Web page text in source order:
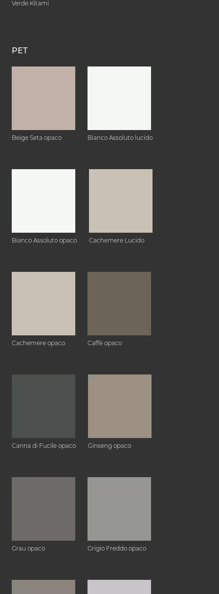
Verde Kitami
PET
Beige Seta opaco Bianco Assoluto lucido
Bianco Assoluto opaco Cachemere Lucido
Cachemere opaco Caffè opaco
Canna di Fucile opaco Ginseng opaco
Grau opaco Grigio Freddo opaco